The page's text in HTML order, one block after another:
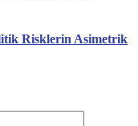
Risklerin Asimetrik